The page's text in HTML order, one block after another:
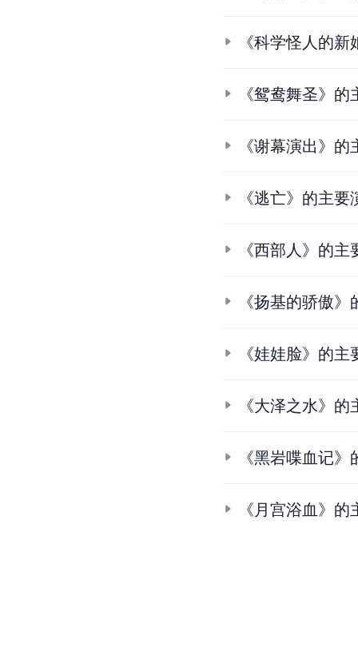
《科学怪人的
《鸳鸯舞圣》的
《谢幕演出》的
《逃亡》的主要
《西部人》的主
《扬基的骄傲
《娃娃脸》的主
《大泽之水》的
《黑岩喋血记
《月宫浴血》的